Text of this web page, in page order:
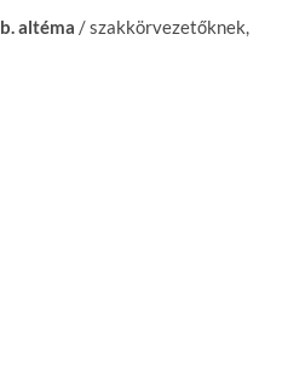
b. altéma / szakkörvezetőknek,